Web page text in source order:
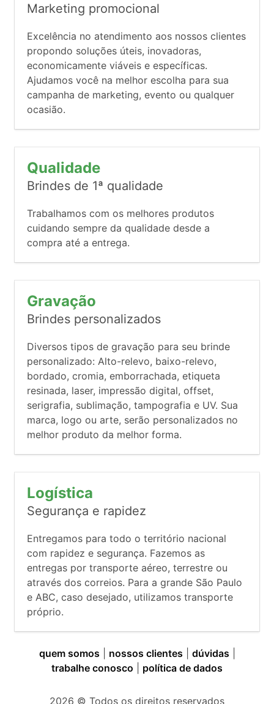
Marketing promocional
Excelência no atendimento aos nossos clientes
propondo soluções úteis, inovadoras,
economicamente viáveis e específicas.
Ajudamos você na melhor escolha para sua
campanha de marketing, evento ou qualquer
ocasião.
Qualidade
Brindes de 1ª qualidade
Trabalhamos com os melhores produtos
cuidando sempre da qualidade desde a
compra até a entrega.
Gravação
Brindes personalizados
Diversos tipos de gravação para seu brinde
personalizado: Alto-relevo, baixo-relevo,
bordado, cromia, emborrachada, etiqueta
resinada, laser, impressão digital, offset,
serigrafia, sublimação, tampografia e UV. Sua
marca, logo ou arte, serão personalizados no
melhor produto da melhor forma.
Logística
Segurança e rapidez
Entregamos para todo o território nacional
com rapidez e segurança. Fazemos as
entregas por transporte aéreo, terrestre ou
através dos correios. Para a grande São Paulo
e ABC, caso desejado, utilizamos transporte
próprio.
quem somos nossos clientes dúvidas
trabalhe conosco
política de dados
2026 © Todos os direitos reservados